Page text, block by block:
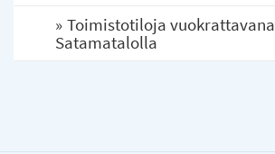
Toimistotiloja vuokrattavana
Satamatalolla